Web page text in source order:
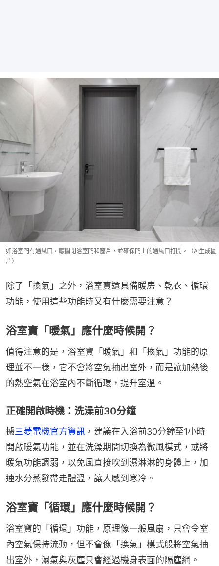
如浴室門有通風口，應關閉浴室門和窗戶，並確保門上的通風口打開。（AI生成圖
片）
除了「換氣」之外，浴室寶還具備暖房、乾衣、循環
功能，使用這些功能時又有什麼需要注意？
浴室寶「暖氣」應什麼時候開？
值得注意的是，浴室寶「暖氣」和「換氣」功能的原
理並不一樣，它不會將空氣抽出室外，而是讓加熱後
的熱空氣在浴室內不斷循環，提升室溫。
正確開啟時機：洗澡前30分鐘
據三菱電機官方資訊 ，建議在入浴前30分鐘至1小時
開啟暖氣功能，並在洗澡期間切換為微風模式，或將
暖氣功能調弱，以免風直接吹到濕淋淋的身體上，加
速水分蒸發帶走體溫，讓人感到寒冷。
浴室寶「循環」應什麼時候開？
浴室寶的「循環」功能，原理像一般風扇，只會令室
內空氣保持流動，但不會像「換氣」模式般將空氣抽
出室外，濕氣與灰塵只會經過機身表面的隔塵網。